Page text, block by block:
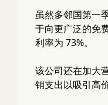
虽然多邻国第一
于向更广泛的免
利率为 73%。
该公司还在加大
销支出以吸引高